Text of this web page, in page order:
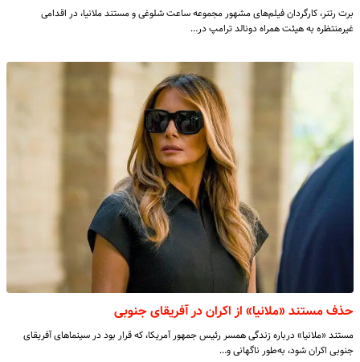
برت رتنر، کارگردان فیلم‌های مشهور مجموعه ساعت شلوغی و مستند ملانیا، در اقدامی
غیرمنتظره به هیئت همراه دونالد ترامپ در…
حذف مستند «ملانیا» از اکران در آفریقای جنوبی
مستند «ملانیا» درباره زندگی همسر رئیس جمهور آمریکا، که قرار بود در سینماهای آفریقای
جنوبی اکران شود، به‌طور ناگهانی و…